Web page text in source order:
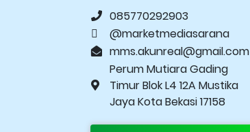
085770292903
@marketmediasarana
mms.akunreal@gmail.com
Perum Mutiara Gading
Timur Blok L4 12A Mustika
Jaya Kota Bekasi 17158